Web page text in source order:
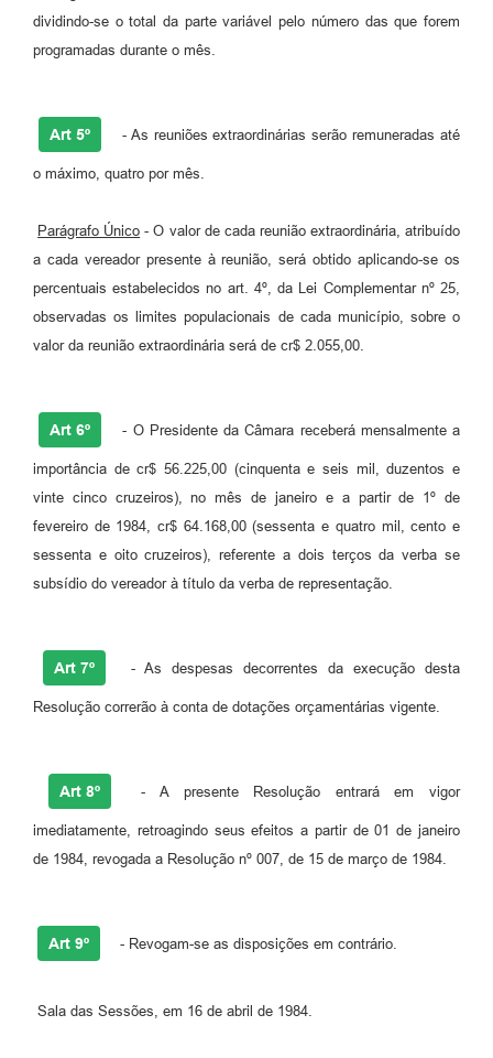
dividindo-se o total da parte variável pelo número das que forem
programadas durante o mês.
Art 5º - As reuniões extraordinárias serão remuneradas até
o máximo, quatro por mês.
Parágrafo Único - O valor de cada reunião extraordinária, atribuído
a cada vereador presente à reunião, será obtido aplicando-se os
percentuais estabelecidos no art. 4º, da Lei Complementar nº 25,
observadas os limites populacionais de cada município, sobre o
valor da reunião extraordinária será de cr$ 2.055,00.
Art 6º - O Presidente da Câmara receberá mensalmente a
importância de cr$ 56.225,00 (cinquenta e seis mil, duzentos e
vinte cinco cruzeiros), no mês de janeiro e a partir de 1º de
fevereiro de 1984, cr$ 64.168,00 (sessenta e quatro mil, cento e
sessenta e oito cruzeiros), referente a dois terços da verba se
subsídio do vereador à título da verba de representação.
Art 7º - As despesas decorrentes da execução desta
Resolução correrão à conta de dotações orçamentárias vigente.
Art 8º - A presente Resolução entrará em vigor
imediatamente, retroagindo seus efeitos a partir de 01 de janeiro
de 1984, revogada a Resolução nº 007, de 15 de março de 1984.
Art 9º - Revogam-se as disposições em contrário.
Sala das Sessões, em 16 de abril de 1984.